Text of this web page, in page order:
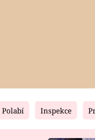
Polabí Inspekce